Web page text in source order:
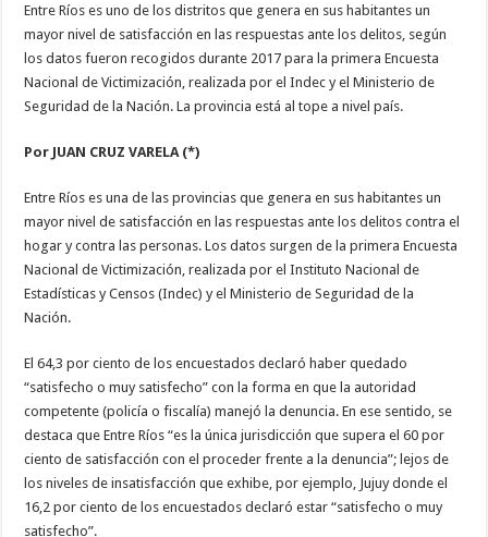
Entre Ríos es uno de los distritos que genera en sus habitantes un
mayor nivel de satisfacción en las respuestas ante los delitos, según
los datos fueron recogidos durante 2017 para la primera Encuesta
Nacional de Victimización, realizada por el Indec y el Ministerio de
Seguridad de la Nación. La provincia está al tope a nivel país.
Por JUAN CRUZ VARELA (*)
Entre Ríos es una de las provincias que genera en sus habitantes un
mayor nivel de satisfacción en las respuestas ante los delitos contra el
hogar y contra las personas. Los datos surgen de la primera Encuesta
Nacional de Victimización, realizada por el Instituto Nacional de
Estadísticas y Censos (Indec) y el Ministerio de Seguridad de la
Nación.
El 64,3 por ciento de los encuestados declaró haber quedado
“satisfecho o muy satisfecho” con la forma en que la autoridad
competente (policía o fiscalía) manejó la denuncia. En ese sentido, se
destaca que Entre Ríos “es la única jurisdicción que supera el 60 por
ciento de satisfacción con el proceder frente a la denuncia”; lejos de
los niveles de insatisfacción que exhibe, por ejemplo, Jujuy donde el
16,2 por ciento de los encuestados declaró estar “satisfecho o muy
satisfecho”.